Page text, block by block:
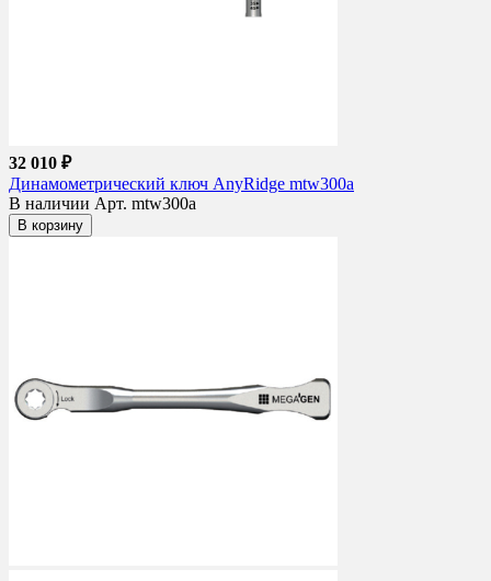
32 010 ₽
Динамометрический ключ AnyRidge mtw300a
В наличии Арт. mtw300a
В корзину